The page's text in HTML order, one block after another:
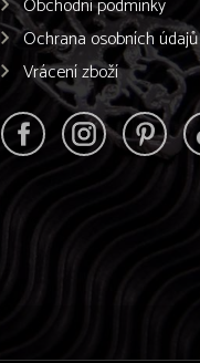
Obchodní podmínky
Ochrana osobních údajů
Vrácení zboží